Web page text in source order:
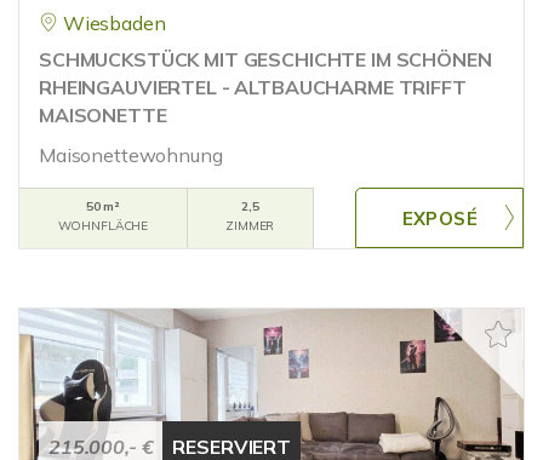
Wiesbaden
SCHMUCKSTÜCK MIT GESCHICHTE IM SCHÖNEN
RHEINGAUVIERTEL - ALTBAUCHARME TRIFFT
MAISONETTE
Maisonettewohnung
50 m²
WOHNFLÄCHE
2,5
ZIMMER
215.000,- € RESERVIERT